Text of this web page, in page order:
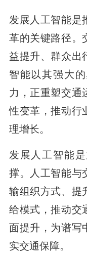
发展人工智能是
革的关键路径。
益提升、群众出
智能以其强大
力，正重塑交通
性变革，推动行
理增长。
发展人工智能
撑。人工智能与
输组织方式、提
给模式，推动交
面提升，为谱写
实交通保障。